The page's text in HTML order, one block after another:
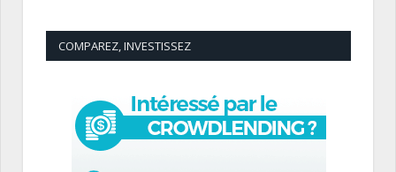
COMPAREZ, INVESTISSEZ